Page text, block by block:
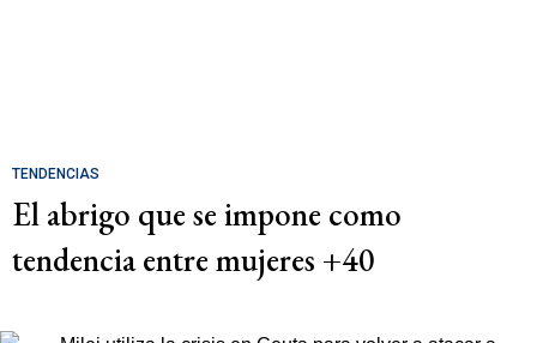
TENDENCIAS
El abrigo que se impone como
tendencia entre mujeres +40